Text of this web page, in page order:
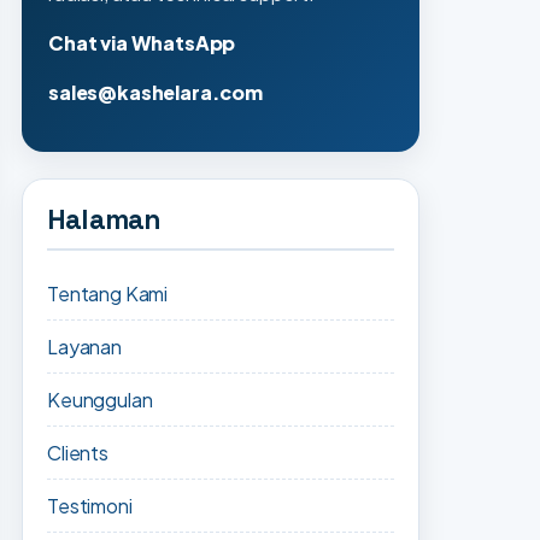
Chat via WhatsApp
sales@kashelara.com
Halaman
Tentang Kami
Layanan
Keunggulan
Clients
Testimoni